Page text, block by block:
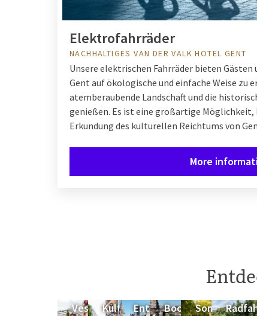
Elektrofahrräder
NACHHALTIGES VAN DER VALK HOTEL GENT
Unsere elektrischen Fahrräder bieten
Gent auf ökologische und einfache Weise zu
atemberaubende Landschaft und die
genießen. Es ist eine großartige
Erkundung des kulturellen Reichtums von
More
Vespa-KulturelleEntdeckenBootsfahrtSommerbar